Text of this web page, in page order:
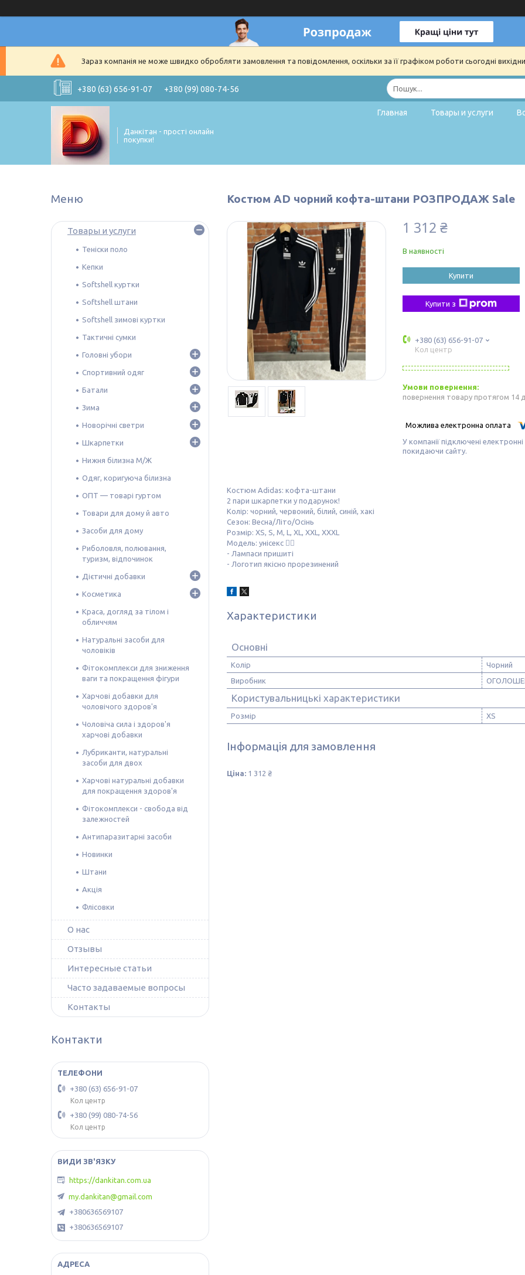
Зараз компанія не може швидко обробляти замовлення та повідомлення, оскільки за її графіком роботи сьогодні
+380 (63) 656-91-07 +380 (99) 080-74-56
Данкітан - прості онлайн
покупки!
Главная Товары и услуги
Костюм AD чорний кофта-штани РОЗПРОДАЖ Sale
1 312 ₴
В наявності
Купити
Купити з
+380 (63) 656-91-07
Кол центр
повернення товару протягом 14
У компанії підключені
покидаючи сайту.
Костюм Adidas: кофта-штани
2 пари шкарпетки у подарунок!
Колір: чорний, червоний, білий, синій, хакі
Сезон: Весна/Літо/Осінь
Розмір: XS, S, M, L, XL, XXL, ХХХL
Модель: унісекс ☝🏻
- Лампаси пришиті
- Логотип якісно прорезинений
Характеристики
Основні
Колір
Чорний
Виробник
Користувальницькі характеристики
Розмір XS
Інформація для замовлення
Ціна: 1 312 ₴
Товары и услуги
Теніски поло
Кепки
Softshell куртки
Softshell штани
Softshell зимові куртки
Тактичні сумки
Головні убори
Спортивний одяг
Батали
Зима
Новорічні светри
Шкарпетки
Нижня білизна М/Ж
Одяг, коригуюча білизна
ОПТ — товарі гуртом
Товари для дому й авто
Засоби для дому
Риболовля, полювання,
туризм, відпочинок
Дієтичні добавки
Косметика
Краса, догляд за тілом і
обличчям
Натуральні засоби для
чоловіків
Фітокомплекси для зниження
ваги та покращення фігури
Харчові добавки для
чоловічого здоров'я
Чоловіча сила і здоров'я
харчові добавки
Лубриканти, натуральні
засоби для двох
Харчові натуральні добавки
для покращення здоров'я
Фітокомплекси - свобода від
залежностей
Антипаразитарні засоби
Новинки
Штани
Акція
Флісовки
О нас
Отзывы
Интересные статьи
Часто задаваемые вопросы
Контакты
Контакти
+380 (63) 656-91-07
Кол центр
+380 (99) 080-74-56
Кол центр
https://dankitan.com.ua
my.dankitan@gmail.com
+380636569107
+380636569107